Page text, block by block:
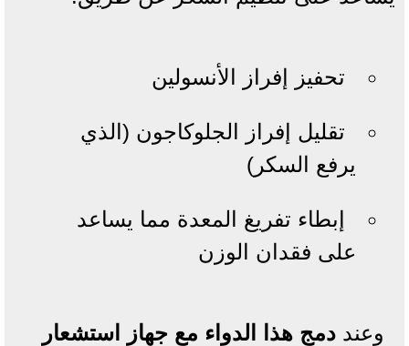
تحفيز إفراز الأنسولين
تقليل إفراز الجلوكاجون (الذي
يرفع السكر)
إبطاء تفريغ المعدة مما يساعد
على فقدان الوزن
وعند دمج هذا الدواء مع جهاز استشعار